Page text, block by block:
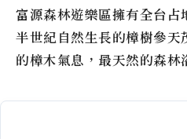
富源森林遊樂區擁有全台占
半世紀自然生長的樟樹參
的樟木氣息，最天然的森林